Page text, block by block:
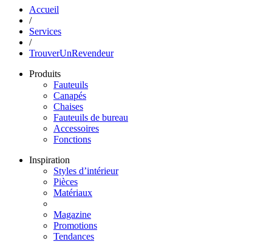
Accueil
/
Services
/
TrouverUnRevendeur
Produits
Fauteuils
Canapés
Chaises
Fauteuils de bureau
Accessoires
Fonctions
Inspiration
Styles d’intérieur
Pièces
Matériaux
Magazine
Promotions
Tendances